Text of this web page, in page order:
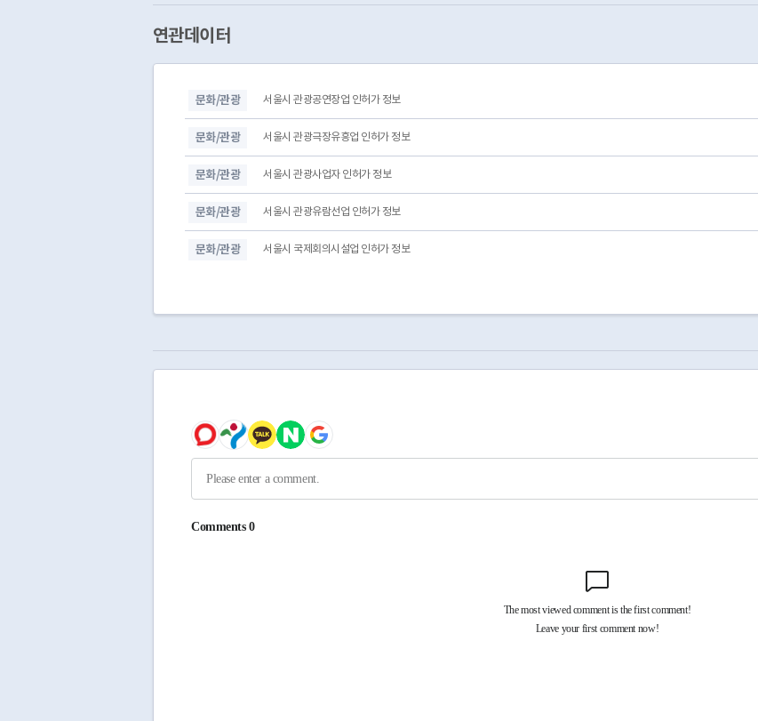
연관데이터
문화/관광 서울시 관광공연장업 인허가 정보
문화/관광 서울시 관광극장유흥업 인허가 정보
문화/관광 서울시 관광사업자 인허가 정보
문화/관광 서울시 관광유람선업 인허가 정보
문화/관광 서울시 국제회의시설업 인허가 정보